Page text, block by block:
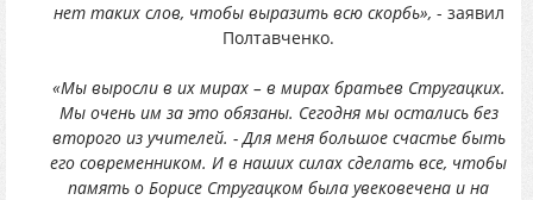
нет таких слов, чтобы выразить всю скорбь», - заявил
Полтавченко.
«Мы выросли в их мирах – в мирах братьев Стругацких.
Мы очень им за это обязаны. Сегодня мы остались без
второго из учителей. - Для меня большое счастье быть
его современником. И в наших силах сделать все, чтобы
память о Борисе Стругацком была увековечена и на